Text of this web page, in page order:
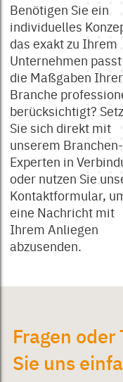
Benötigen Sie ein
individuelles
das exakt zu Ihrem
Unternehmen
die Maßgaben Ihrer
Branche
berücksichtigt?
Sie sich direkt mit
unserem Branchen-
Experten in
oder nutzen Sie
Kontaktformular,
eine Nachricht mit
Ihrem Anliegen
abzusenden.
Fragen
Sie uns